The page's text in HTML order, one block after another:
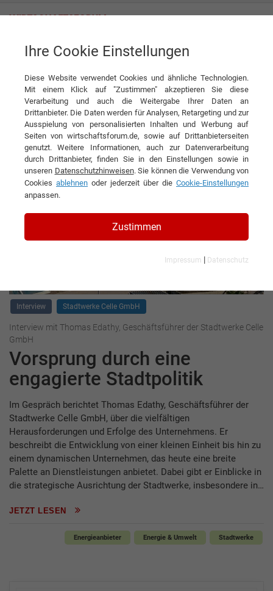
Stadtwerke Celle GmbH
Interviews der Stadtwerke Celle
GmbH
Interview Stadtwerke Celle GmbH
Interview mit Thomas Edathy, Geschäftsführer der Stadtwerke Celle
GmbH
Vorsprung durch eine
engagierte Stadtpolitik
Im Gespräch berichtet Thomas Edathy, Geschäftsführer der
Stadtwerke Celle GmbH, über die vielfältigen
Herausforderungen und Erfolge des Unternehmens. Er
beschreibt die Entwicklung von einer kleinen Einheit bis hin zu
einem dynamischen Unternehmen, das heute eine breite
Palette an Dienstleistungen anbietet. Dabei gibt er Einblicke in
die strategische Ausrichtung der Stadtwerke, insbesondere in…
JETZT LESEN
Energieanbieter Energie & Umwelt Stadtwerke
Ihre Cookie Einstellungen
Diese Website verwendet Cookies und ähnliche Technologien.
Mit einem Klick auf "Zustimmen" akzeptieren Sie diese
Verarbeitung und auch die Weitergabe Ihrer Daten an
Drittanbieter. Die Daten werden für Analysen, Retargeting und zur
Ausspielung von personalisierten Inhalten und Werbung auf
Seiten von wirtschaftsforum.de, sowie auf Drittanbieterseiten
genutzt. Weitere Informationen, auch zur Datenverarbeitung
durch Drittanbieter, finden Sie in den Einstellungen sowie in
unseren Datenschutzhinweisen. Sie können die Verwendung von
Cookies ablehnen oder jederzeit über die Cookie-Einstellungen
anpassen.
Zustimmen
Impressum | Datenschutz